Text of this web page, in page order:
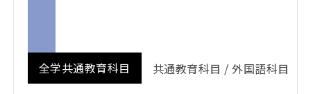
全学共通教育科目 共通教育科目 / 外国語科目